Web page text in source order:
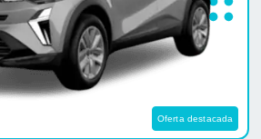
Oferta destacada